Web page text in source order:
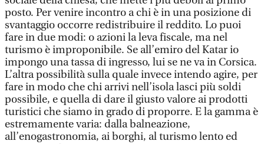
posto. Per venire incontro a chi è in una posizione di
svantaggio occorre redistribuire il reddito. Lo puoi
fare in due modi: o azioni la leva fiscale, ma nel
turismo è improponibile. Se all’emiro del Katar io
impongo una tassa di ingresso, lui se ne va in Corsica.
L’altra possibilità sulla quale invece intendo agire, per
fare in modo che chi arrivi nell’isola lasci più soldi
possibile, e quella di dare il giusto valore ai prodotti
turistici che siamo in grado di proporre. E la gamma è
estremamente varia: dalla balneazione,
all’enogastronomia, ai borghi, al turismo lento ed